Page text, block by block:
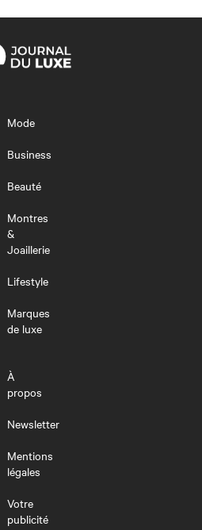
Mode
Business
Beauté
Montres
&
Joaillerie
Lifestyle
Marques
de luxe
À
propos
Newsletter
Mentions
légales
Votre
publicité